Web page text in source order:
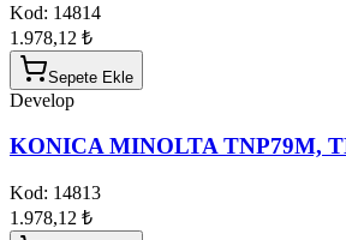
Kod: 14814
1.978,12 ₺
Sepete Ekle
Develop
KONICA MINOLTA TNP79M,
Kod: 14813
1.978,12 ₺